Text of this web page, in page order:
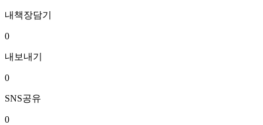
내책장담기
0
내보내기
0
SNS공유
0